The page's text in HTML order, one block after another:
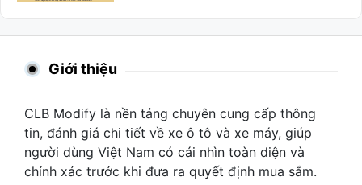
Giới thiệu
CLB Modify là nền tảng chuyên cung cấp thông
tin, đánh giá chi tiết về xe ô tô và xe máy, giúp
người dùng Việt Nam có cái nhìn toàn diện và
chính xác trước khi đưa ra quyết định mua sắm.